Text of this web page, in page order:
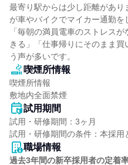
最寄り駅からは少し距離があ
が車やバイクでマイカー通勤を
「毎朝の満員電車のストレス
きる」「仕事帰りにそのまま
う声が多いです。
喫煙所情報
喫煙所情報
敷地内全面禁煙
試用期間
試用・研修期間：3ヶ月
職場情報
過去3年間の新卒採用者の定着